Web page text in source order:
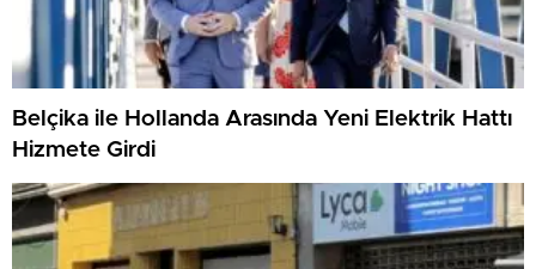
Belçika ile Hollanda Arasında Yeni Elektrik Hattı
Hizmete Girdi